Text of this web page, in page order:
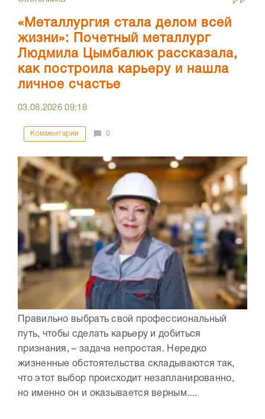
«Металлургия стала делом всей
жизни»: Почетный металлург
Людмила Цымбалюк рассказала,
как построила карьеру и нашла
личное счастье
03.08.202609:18
Комментарии 0
Правильно выбрать свой профессиональный
путь, чтобы сделать карьеру и добиться
признания, – задача непростая. Нередко
жизненные обстоятельства складываются так,
что этот выбор происходит незапланированно,
но именно он и оказывается верным....